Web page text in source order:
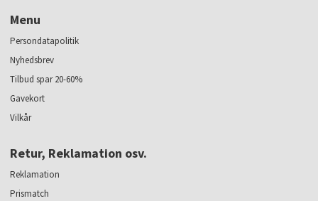
Menu
Persondatapolitik
Nyhedsbrev
Tilbud spar 20-60%
Gavekort
Vilkår
Retur, Reklamation osv.
Reklamation
Prismatch